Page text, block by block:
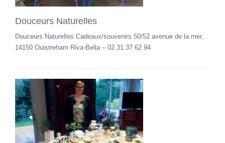
Douceurs Naturelles
Douceurs Naturelles Cadeaux/souvenirs 50/52 avenue de la mer,
14150 Ouistreham Riva-Bella – 02 31 37 62 94